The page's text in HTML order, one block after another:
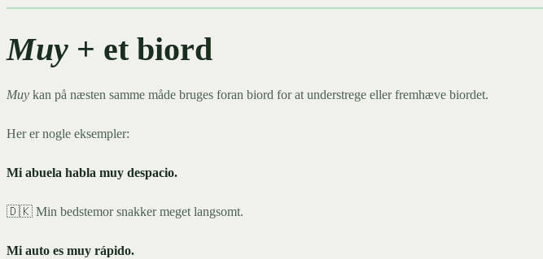
Muy + et biord
Muy kan på næsten samme måde bruges foran biord for at understrege eller fremhæve biordet.
Her er nogle eksempler:
Mi abuela habla muy despacio.
🇩🇰 Min bedstemor snakker meget langsomt.
Mi auto es muy rápido.